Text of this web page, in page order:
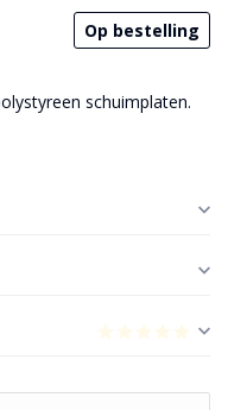
Op bestelling
schuimplaten.